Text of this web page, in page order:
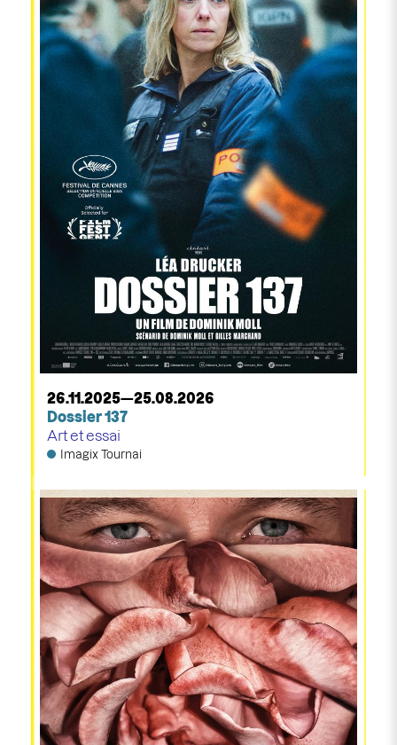
26.11.2025—25.08.2026
Dossier 137
Art et essai
Imagix Tournai